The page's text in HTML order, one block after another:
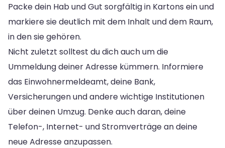
Packe dein Hab und Gut sorgfältig in Kartons ein und
markiere sie deutlich mit dem Inhalt und dem Raum,
in den sie gehören.
Nicht zuletzt solltest du dich auch um die
Ummeldung deiner Adresse kümmern. Informiere
das Einwohnermeldeamt, deine Bank,
Versicherungen und andere wichtige Institutionen
über deinen Umzug. Denke auch daran, deine
Telefon-, Internet- und Stromverträge an deine
neue Adresse anzupassen.